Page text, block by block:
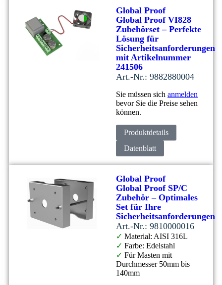
Global Proof
Global Proof VI828
Zubehörset – Perfekte
Lösung für
Sicherheitsanforderungen
mit Artikelnummer
241506
Art.-Nr.: 9882880004
Sie müssen sich anmelden
bevor Sie die Preise sehen
können.
Produktdetails
Datenblatt
Global Proof
Global Proof SP/C
Zubehör – Optimales
Set für Ihre
Sicherheitsanforderungen
Art.-Nr.: 9810000016
✓ Material: AISI 316L
✓ Farbe: Edelstahl
✓ Für Masten mit
Durchmesser 50mm bis
140mm